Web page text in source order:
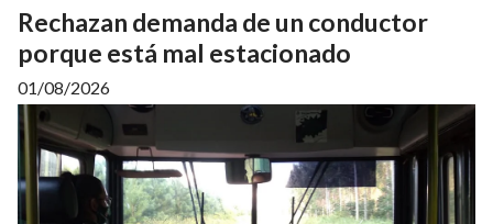
Rechazan demanda de un conductor
porque está mal estacionado
01/08/2026